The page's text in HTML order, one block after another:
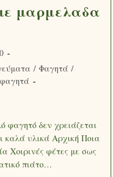
μαρμελαδα
/ Φαγητά /
φαγητό δεν χρειάζεται
καλά υλικά Αρχική Ποια
Χοιρινές φέτες με σως
πιάτο…